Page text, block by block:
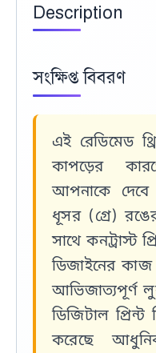
Description
সংক্ষিপ্ত বিবরণ
এই রেডিমেড
কাপড়ের
আপনাকে
ধূসর (গ্রে)
সাথেকনট্রাস্ট
ডিজাইনের
আভিজাত্যপূর্ণ
ডিজিটাল
করেছে